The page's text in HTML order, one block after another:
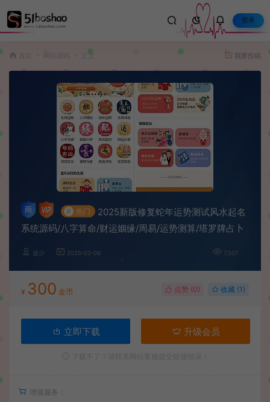
登录
网站源码 正文 我要投稿
# 热门
2025新版修复蛇年运势测试风水起名
系统源码/八字算命/财运姻缘/周易/运势测算/塔罗牌占卜
波少 2025-03-06 7,507
¥ 300 金币 点赞 (0) 收藏 (1)
立即下载 升级会员
增值服务：